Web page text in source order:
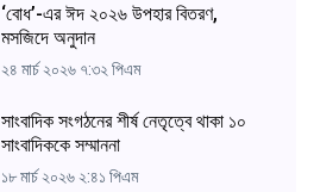
‘বোধ’-এর ঈদ ২০২৬ উপহার বিতরণ,
মসজিদে অনুদান
২৪ মার্চ ২০২৬ ৭:৩২ পিএম
সাংবাদিক সংগঠনের শীর্ষ নেতৃত্বে থাকা ১০
সাংবাদিককে সম্মাননা
১৮ মার্চ ২০২৬ ২:৪১ পিএম